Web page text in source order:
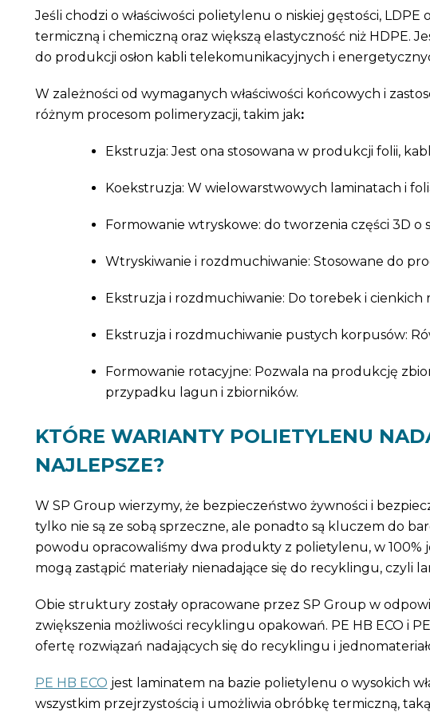
Jeśli chodzi o właściwości polietylenu o niskiej gęstości,
termiczną i chemiczną oraz większą elastyczność niż HDPE.
do produkcji osłon kabli telekomunikacyjnych i
W zależności od wymaganych właściwości końcowych i
różnym procesom polimeryzacji, takim jak:
Ekstruzja: Jest ona stosowana w produkcji folii,
Koekstruzja: W wielowarstwowych laminatach i
Formowanie wtryskowe: do tworzenia części 3D o
Wtryskiwanie i rozdmuchiwanie: Stosowane do
Ekstruzja i rozdmuchiwanie: Do torebek i cienkich
Ekstruzja i rozdmuchiwanie pustych korpusów:
Formowanie rotacyjne: Pozwala na produkcję
przypadku lagun i zbiorników.
KTÓRE WARIANTY POLIETYLENU
NAJLEPSZE?
W SP Group wierzymy, że bezpieczeństwo żywności i
tylko nie są ze sobą sprzeczne, ale ponadto są kluczem do
powodu opracowaliśmy dwa produkty z polietylenu, w 100%
mogą zastąpić materiały nienadające się do recyklingu, czyli
Obie struktury zostały opracowane przez SP Group w
zwiększenia możliwości recyklingu opakowań. PE HB ECO i
ofertę rozwiązań nadających się do recyklingu i
PE HB ECO jest laminatem na bazie polietylenu o wysokich
wszystkim przejrzystością i umożliwia obróbkę termiczną,